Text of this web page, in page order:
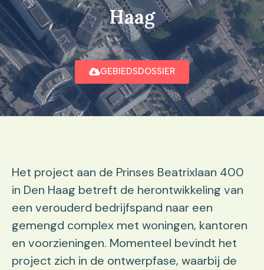
Haag
GEBIEDSDOSSIER
Het project aan de Prinses Beatrixlaan 400
in Den Haag betreft de herontwikkeling van
een verouderd bedrijfspand naar een
gemengd complex met woningen, kantoren
en voorzieningen. Momenteel bevindt het
project zich in de ontwerpfase, waarbij de